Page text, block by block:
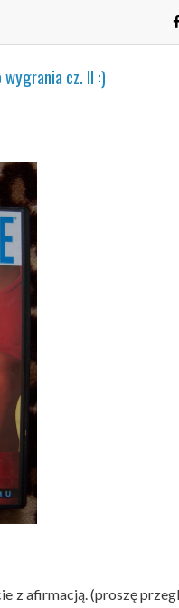
wygrania cz. II :)
z afirmacją. (proszę